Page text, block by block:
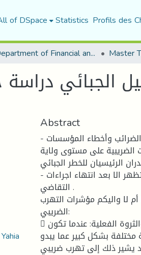
of DSpace Statistics Profils des
Department of Financial and Accounting Sciences Master
الجبائي دراسة
Abstract
- يعتبر عدم العلم بالقوانين الجبائية بالنسبة لدافعي الضرائب وأخطاء المؤسسات
الضريبية على مستوى ولاية
الرئيسيان للخطر الجبائي .
- هناك مصادر اخرى منها التهرب الضريبي لكنها لا تظهر الا بعد انتهاء اجراءات
التقاضي .
أم لا واليكم مؤشرات التهرب
الضريبي:
 تباين كبير بين الإيرادات والثروة المعلنة والإيرادات والثروة الفعلية: عندما تكون
مختلفة بشكل كبير عما يبدو
يشير ذلك إلى تهرب ضريبي.